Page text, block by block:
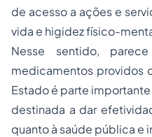
de acesso a ações e
vida e higidez físico-
Nesse sentido,
medicamentos providos
Estado é parte
destinada a dar
quanto à saúde pública e